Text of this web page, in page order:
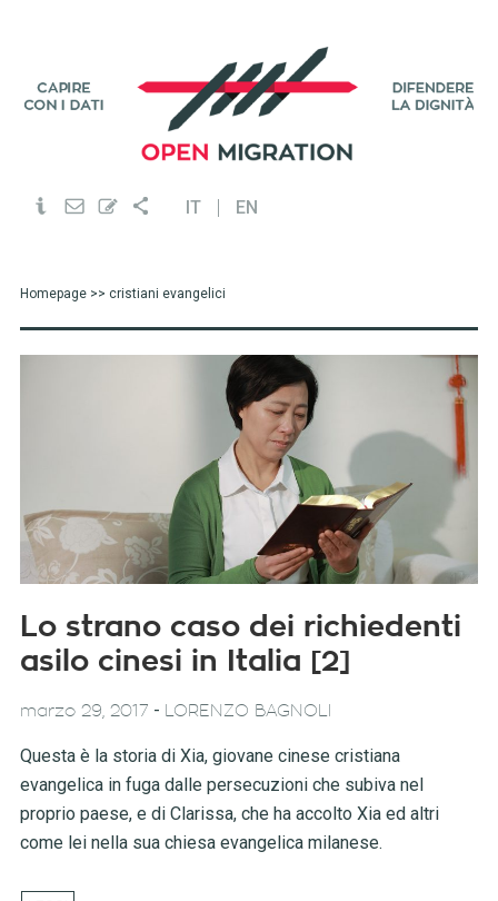
IT EN
Homepage>> cristiani evangelici
Lo strano caso dei richiedenti
asilo cinesi in Italia [2]
marzo 29, 2017 - LORENZO BAGNOLI
Questa è la storia di Xia, giovane cinese cristiana
evangelica in fuga dalle persecuzioni che subiva nel
proprio paese, e di Clarissa, che ha accolto Xia ed altri
come lei nella sua chiesa evangelica milanese.